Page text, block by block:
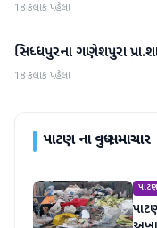
18 કલાક પહેલા
પાટણ
સિધ્ધપુરના ગણેશપુરા
18 કલાક પહેલા
પાટણના વધુ સમાચાર
પાટણ